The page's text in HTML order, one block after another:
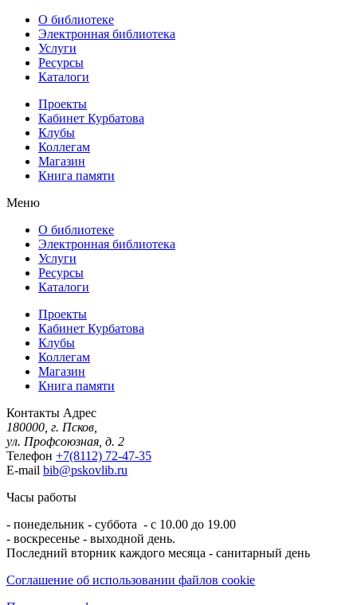
О библиотеке
Электронная библиотека
Услуги
Ресурсы
Каталоги
Проекты
Кабинет Курбатова
Клубы
Коллегам
Магазин
Книга памяти
Меню
О библиотеке
Электронная библиотека
Услуги
Ресурсы
Каталоги
Проекты
Кабинет Курбатова
Клубы
Коллегам
Магазин
Книга памяти
Контакты Адрес
180000, г. Псков,
ул. Профсоюзная, д. 2
Телефон +7(8112) 72-47-35
E-mail bib@pskovlib.ru
Часы работы
- понедельник - суббота - с 10.00 до 19.00
- воскресенье - выходной день.
Последний вторник каждого месяца - санитарный день
Соглашение об использовании файлов cookie